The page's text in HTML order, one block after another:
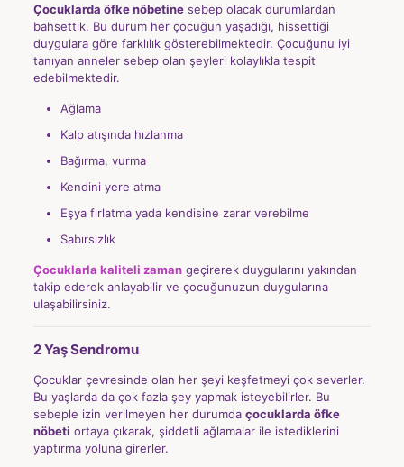
Çocuklarda öfke nöbetinesebep olacak durumlardan
bahsettik. Bu durum her çocuğun yaşadığı, hissettiği
duygulara göre farklılık gösterebilmektedir. Çocuğunu iyi
tanıyan anneler sebep olan şeyleri kolaylıkla tespit
edebilmektedir.
Ağlama
Kalp atışında hızlanma
Bağırma, vurma
Kendini yere atma
Eşya fırlatma yada kendisine zarar verebilme
Sabırsızlık
Çocuklarla kaliteli zamangeçirerek duygularını yakından
takip ederek anlayabilir ve çocuğunuzun duygularına
ulaşabilirsiniz.
2 Yaş Sendromu
Çocuklar çevresinde olan her şeyi keşfetmeyi çok severler.
Bu yaşlarda da çok fazla şey yapmak isteyebilirler. Bu
sebeple izin verilmeyen her durumda çocuklarda öfke
nöbeti ortaya çıkarak, şiddetli ağlamalar ile istediklerini
yaptırma yoluna girerler.